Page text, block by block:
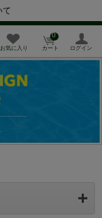
て
お気に入り カート
0
ログイン